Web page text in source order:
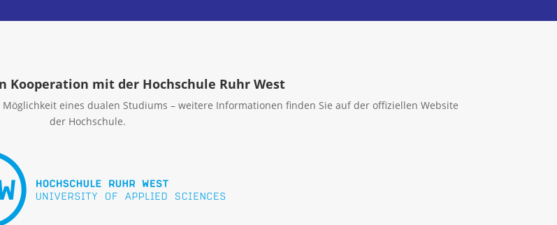
Kooperation mit der Hochschule Ruhr West
eines dualen Studiums – weitere Informationen finden Sie auf der offiziellen Website
der Hochschule.